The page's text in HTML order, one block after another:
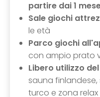
partire dai 1
Sale giochi
le età
Parco giochi
con ampio prato
Libero utilizzo
sauna
turco e zona